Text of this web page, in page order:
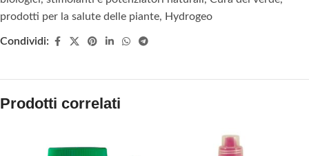
prodotti per la salute delle piante, Hydrogeo
Condividi:
Prodotti correlati